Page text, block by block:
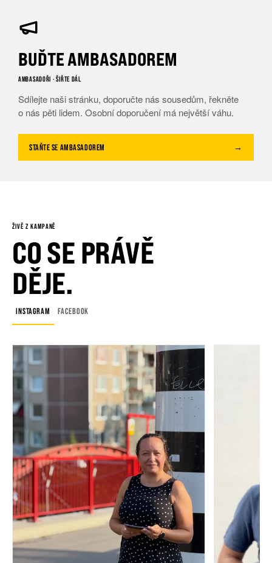
BUĎTE AMBASADOREM
AMBASADOŘI · ŠIŘTE DÁL
Sdílejte naši stránku, doporučte nás sousedům, řekněte
o nás pěti lidem. Osobní doporučení má největší váhu.
STAŇTE SE AMBASADOREM →
ŽIVĚ Z KAMPANĚ
CO SE PRÁVĚ
DĚJE.
INSTAGRAM FACEBOOK